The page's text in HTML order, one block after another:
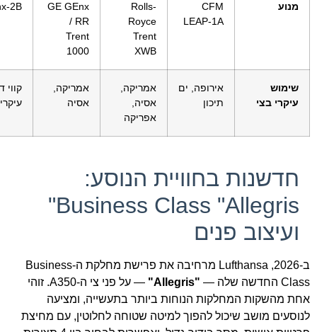
מנוע
CFM
LEAP-1A
Rolls-
Royce
Trent
XWB
GE GEnx
/ RR
Trent
1000
2B
שימוש
עיקרי בצי
אירופה, ים
תיכון
אמריקה,
אסיה,
אפריקה
אמריקה,
אסיה
קווי
חדשנות בחוויית הנוסע:
Business Class "Allegris"
ועיצוב פנים
ב-2026, Lufthansa מרחיבה את פרישת מחלקת ה-Business
Class החדשה שלה —
"Allegris"
— על פני צי ה-A350. זוהי
אחת מהשקות המחלקות הנוחות ביותר בתעשייה, ומציעה
לנוסעים מושב שיכול להפוך למיטה שטוחה לחלוטין, עם מחיצת